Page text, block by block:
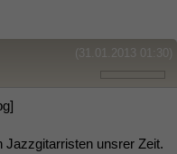
(31.01.2013 01:30)
Jazzgitarristen unsrer Zeit.